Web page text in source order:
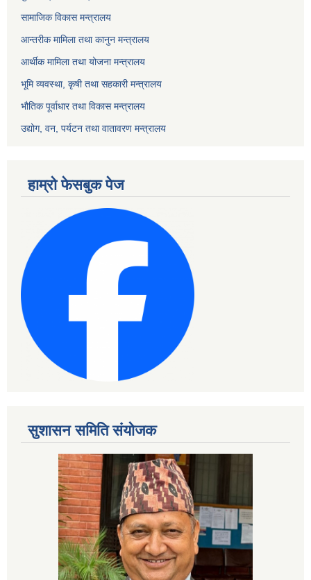
सामाजिक विकास मन्त्रालय
आन्तरीक मामिला तथा कानुन मन्त्रालय
आर्थीक मामिला तथा योजना मन्त्रालय
भूमि व्यवस्था, कृषी तथा सहकारी मन्त्रालय
भौतिक पूर्वाधार तथा विकास मन्त्रालय
उद्योग, वन, पर्यटन तथा वातावरण मन्त्रालय
हाम्रो फेसबुक पेज
सुशासन समिति संयोजक